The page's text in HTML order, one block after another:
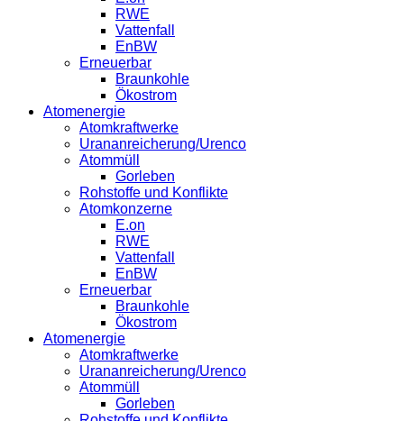
RWE
Vattenfall
EnBW
Erneuerbar
Braunkohle
Ökostrom
Atomenergie
Atomkraftwerke
Urananreicherung/Urenco
Atommüll
Gorleben
Rohstoffe und Konflikte
Atomkonzerne
E.on
RWE
Vattenfall
EnBW
Erneuerbar
Braunkohle
Ökostrom
Atomenergie
Atomkraftwerke
Urananreicherung/Urenco
Atommüll
Gorleben